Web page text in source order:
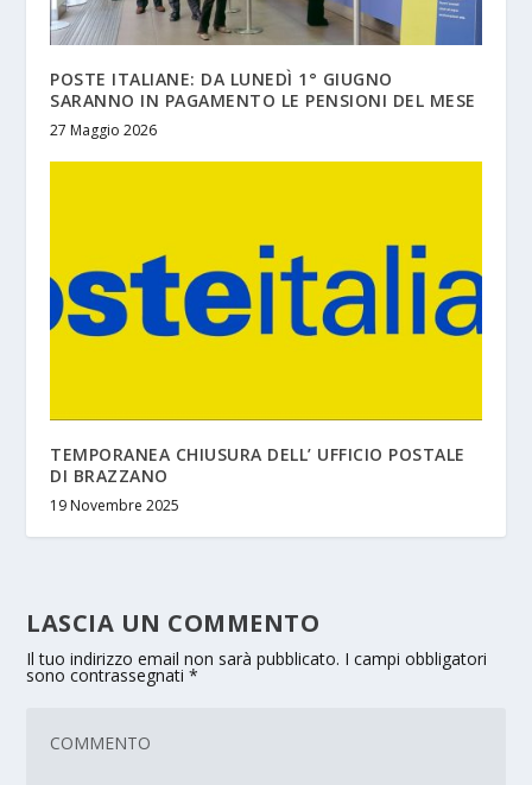
POSTE ITALIANE: DA LUNEDÌ 1° GIUGNO
SARANNO IN PAGAMENTO LE PENSIONI DEL MESE
27 Maggio 2026
TEMPORANEA CHIUSURA DELL’ UFFICIO POSTALE
DI BRAZZANO
19 Novembre 2025
LASCIA UN COMMENTO
Il tuo indirizzo email non sarà pubblicato. I campi obbligatori
sono contrassegnati*